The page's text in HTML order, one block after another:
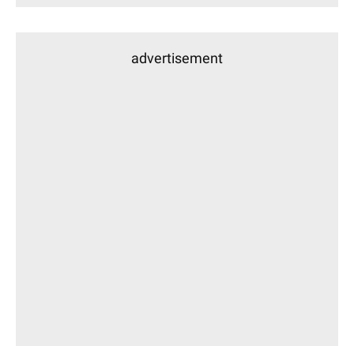
advertisement